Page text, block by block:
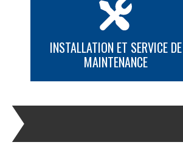
INSTALLATION ET SERVICE DE
MAINTENANCE
PLUS D'INFORMATION